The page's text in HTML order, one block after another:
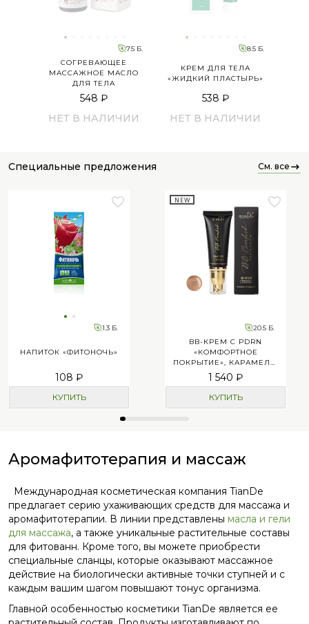
7.5 Б.
СОГРЕВАЮЩЕЕ
МАССАЖНОЕ МАСЛО
ДЛЯ ТЕЛА
548 ₽
НЕТ В НАЛИЧИИ
8.5 Б.
КРЕМ ДЛЯ ТЕЛА
«ЖИДКИЙ ПЛАСТЫРЬ»
538 ₽
НЕТ В НАЛИЧИИ
специальные предложения см. все
1.3 Б.
НАПИТОК «ФИТОНОЧЬ»
108 ₽
КУПИТЬ
NEW
20.5 Б.
BB-КРЕМ C PDRN
«КОМФОРТНОЕ
ПОКРЫТИЕ», КАРАМЕЛЬ,
ТОН 2
1 540 ₽
КУПИТЬ
Аромафитотерапия и массаж
Международная косметическая компания TianDe
предлагает серию ухаживающих средств для массажа и
аромафитотерапии. В линии представлены масла и гели
для массажа, а также уникальные растительные составы
для фитованн. Кроме того, вы можете приобрести
специальные сланцы, которые оказывают массажное
действие на биологически активные точки ступней и с
каждым вашим шагом повышают тонус организма.
Главной особенностью косметики TianDe является ее